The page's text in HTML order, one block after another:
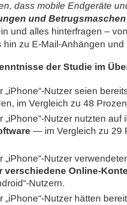
dass mobile Endgeräte
und Betrugsmaschen
und alles hinterfragen –
zu E-Mail-Anhängen und
der Studie im
„iPhone“-Nutzer seien
im Vergleich zu 48
„iPhone“-Nutzer nutzten auf
— im Vergleich zu 29
„iPhone“-Nutzer
verschiedene Online-
Nutzern.
„iPhone“-Nutzer hätten